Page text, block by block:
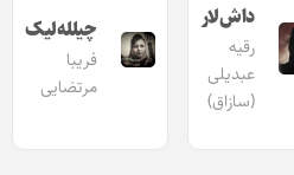
داش‌لار
رقیه
عبدیلی
(سازاق)
چیلله‌لیک‌
فریبا
مرتضایی